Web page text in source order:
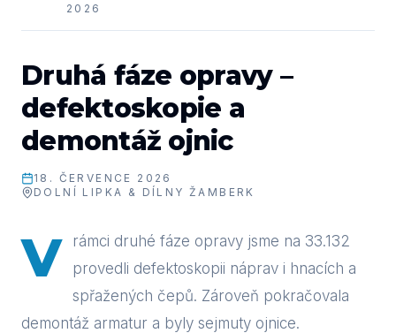
2026
Druhá fáze opravy –
defektoskopie a
demontáž ojnic
18. ČERVENCE 2026
DOLNÍ LIPKA & DÍLNY ŽAMBERK
V
rámci druhé fáze opravy jsme na 33.132
provedli defektoskopii náprav i hnacích a
spřažených čepů. Zároveň pokračovala
demontáž armatur a byly sejmuty ojnice.